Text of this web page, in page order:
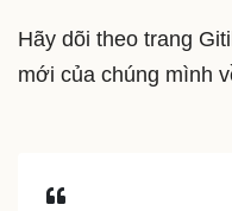
Hãy dõi theo trang
mới của chúng mình